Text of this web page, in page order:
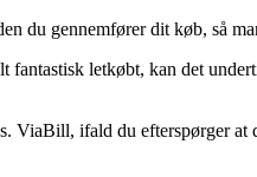
du gennemfører dit køb, så
letkøbt, kan det
ViaBill, ifald du efterspørger